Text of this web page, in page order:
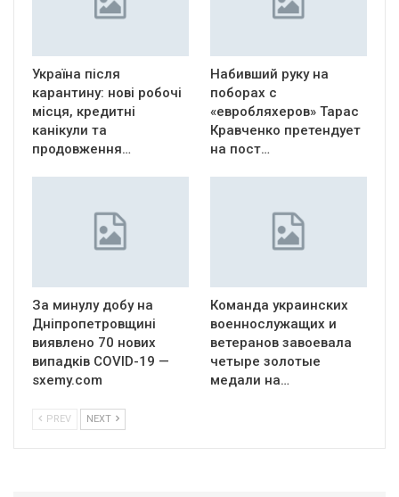
Україна після
карантину: нові робочі
місця, кредитні
канікули та
продовження…
Набивший руку на
поборах с
«евробляхеров» Тарас
Кравченко претендует
на пост…
За минулу добу на
Дніпропетровщині
виявлено 70 нових
випадків COVID-19 —
sxemy.com
Команда украинских
военнослужащих и
ветеранов завоевала
четыре золотые
медали на…
PREV NEXT